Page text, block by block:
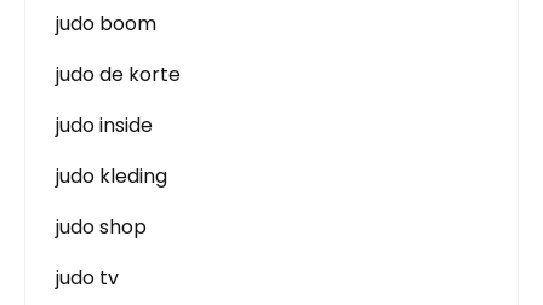
judo boom
judo de korte
judo inside
judo kleding
judo shop
judo tv